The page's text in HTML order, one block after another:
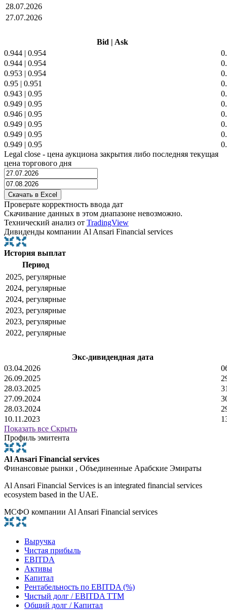
28.07.2026
27.07.2026
Bid | Ask
0.944 | 0.954
0.944 | 0.954
0.953 | 0.954
0.95 | 0.951
0.943 | 0.95
0.949 | 0.95
0.946 | 0.95
0.949 | 0.95
0.949 | 0.95
0.949 | 0.95
Legal close - цена аукциона закрытия либо последняя текущая
цена торгового дня
Проверьте корректность ввода дат
Скачивание данных в этом диапазоне невозможно.
Технический анализ от TradingView
Дивиденды компании Al Ansari Financial services
История выплат
Период
2025, регулярные
2024, регулярные
2024, регулярные
2023, регулярные
2023, регулярные
2022, регулярные
Экс-дивидендная дата
03.04.2026
26.09.2025
28.03.2025
27.09.2024
28.03.2024
10.11.2023
Показать все Скрыть
Профиль эмитента
Al Ansari Financial services
Финансовые рынки , Объединенные Арабские Эмираты
Al Ansari Financial Services is an integrated financial services
ecosystem based in the UAE.
МСФО компании Al Ansari Financial services
Выручка
Чистая прибыль
EBITDA
Активы
Капитал
Рентабельность по EBITDA (%)
Чистый долг / EBITDA TTM
Общий долг / Капитал